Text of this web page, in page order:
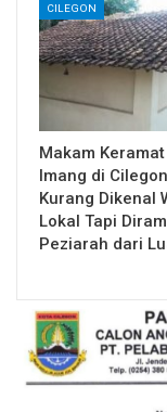
CILEGON
Makam
Imang di
Kurang Dikenal
Lokal Tapi
Peziarah dari